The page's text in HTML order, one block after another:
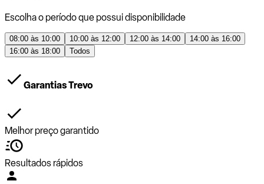
Escolha o período que possui disponibilidade
08:00 às 10:00 10:00 às 12:00 12:00 às 14:00
14:00 às 16:00
16:00 às 18:00
Todos
Garantias Trevo
Melhor preço garantido
Resultados rápidos